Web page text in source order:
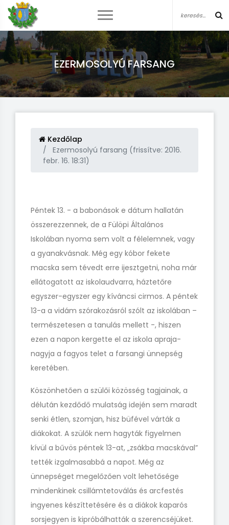
EZERMOSOLYÚ FARSANG
Kezdőlap
Ezermosolyú farsang (frissítve: 2016.
febr. 16. 18:31)
Péntek 13. - a babonások e dátum hallatán
összerezzennek, de a Fülöpi Általános
Iskolában nyoma sem volt a félelemnek, vagy
a gyanakvásnak. Még egy kóbor fekete
macska sem tévedt erre ijesztgetni, noha már
ellátogatott az iskolaudvarra, háztetőre
egyszer-egyszer egy kíváncsi cirmos. A péntek
13-a a vidám szórakozásról szólt az iskolában –
természetesen a tanulás mellett -, hiszen
ezen a napon kergette el az iskola apraja-
nagyja a fagyos telet a farsangi ünnepség
keretében.
Köszönhetően a szülői közösség tagjainak, a
délután kezdődő mulatság idején sem maradt
senki étlen, szomjan, hisz büfével várták a
diákokat. A szülők nem hagyták figyelmen
kívül a bűvös péntek 13-at, „zsákba macskával”
tették izgalmasabbá a napot. Még az
ünnepséget megelőzően volt lehetősége
mindenkinek csillámtetoválás és arcfestés
ingyenes készíttetésére és a diákok kaparós
sorsjegyen is kipróbálhatták a szerencséjüket.